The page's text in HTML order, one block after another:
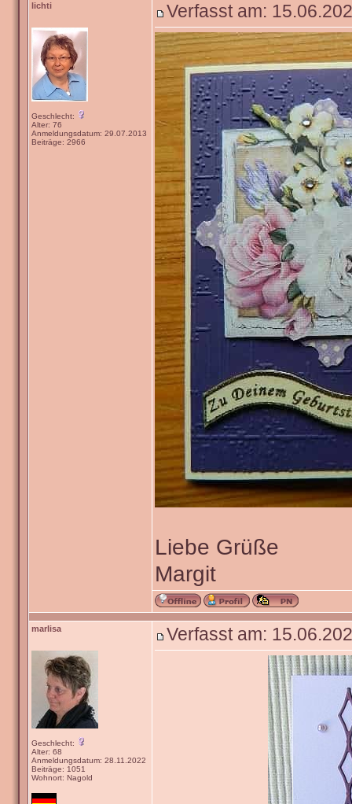
lichti
Geschlecht:
Alter: 76
Anmeldungsdatum: 29.07.2013
Beiträge: 2966
Verfasst am:
Liebe Grüße
Margit
marlisa
Geschlecht:
Alter: 68
Anmeldungsdatum: 28.11.2022
Beiträge: 1051
Wohnort: Nagold
Verfasst am: